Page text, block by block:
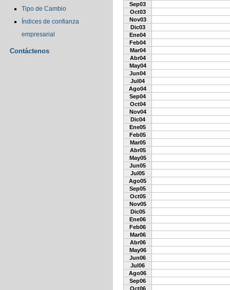
Tipo de Cambio
Índices de confianza
empresarial
Contáctenos
Sep03
Oct03
Nov03
Dic03
Ene04
Feb04
Mar04
Abr04
May04
Jun04
Jul04
Ago04
Sep04
Oct04
Nov04
Dic04
Ene05
Feb05
Mar05
Abr05
May05
Jun05
Jul05
Ago05
Sep05
Oct05
Nov05
Dic05
Ene06
Feb06
Mar06
Abr06
May06
Jun06
Jul06
Ago06
Sep06
Oct06